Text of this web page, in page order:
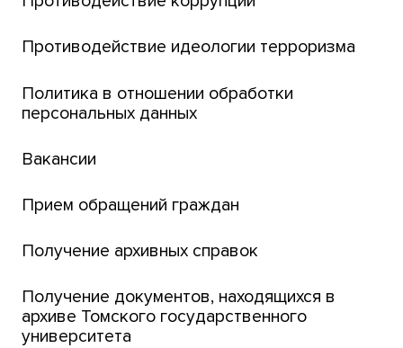
ТГУ
Интернет-лицей
Открытые онлайн-курсы (MOOCs)
Платежи онлайн
Банк инициатив по развитию университета
Противодействие идеологии терроризма
Политика в отношении обработки
персональных данных
Вакансии
Прием обращений граждан
Получение архивных справок
Получение документов, находящихся в
архиве Томского государственного
университета